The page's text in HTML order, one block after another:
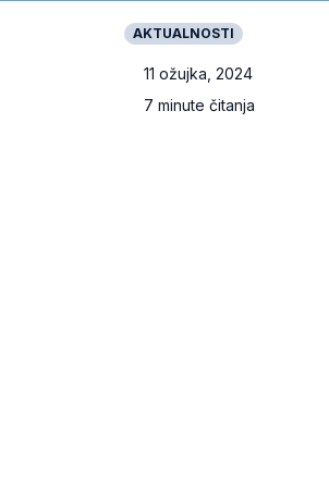
AKTUALNOSTI
11 ožujka, 2024
7 minute čitanja